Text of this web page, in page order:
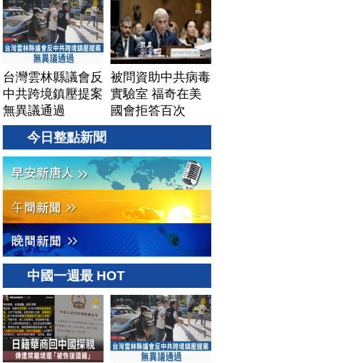
台灣雲林縣議會反
中共跨境鎮壓提案
無異議通過
被問資助中共病毒
實驗室 福奇在美
國會拒答百次
今日整點新聞
中國一週最 HOT